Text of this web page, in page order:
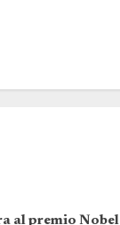
al premio Nobel